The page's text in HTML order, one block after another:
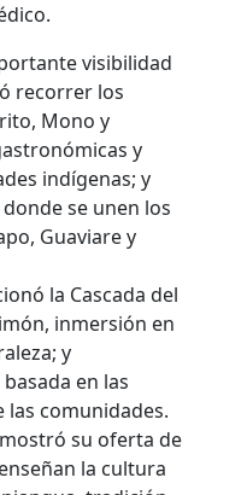
visibilidad
recorrer los
Mono y
y
indígenas; y
se unen los
Guaviare y
la Cascada del
inmersión en
y
en las
las comunidades.
mostró su oferta de
la cultura